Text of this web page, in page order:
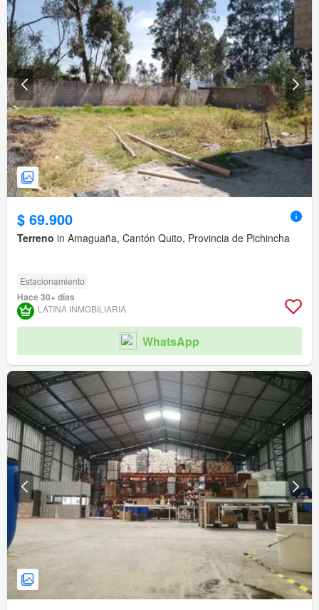
$ 69.900
Terreno in Amaguaña, Cantón Quito, Provincia de Pichincha
Estacionamiento
Hace 30+ días
LATINA INMOBILIARIA
WhatsApp